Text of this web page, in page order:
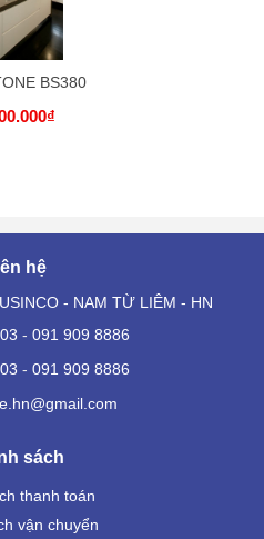
BS380
hệ
- NAM TỪ LIÊM - HN
- 091 909 8886
- 091 909 8886
sách
thanh toán
vận chuyển